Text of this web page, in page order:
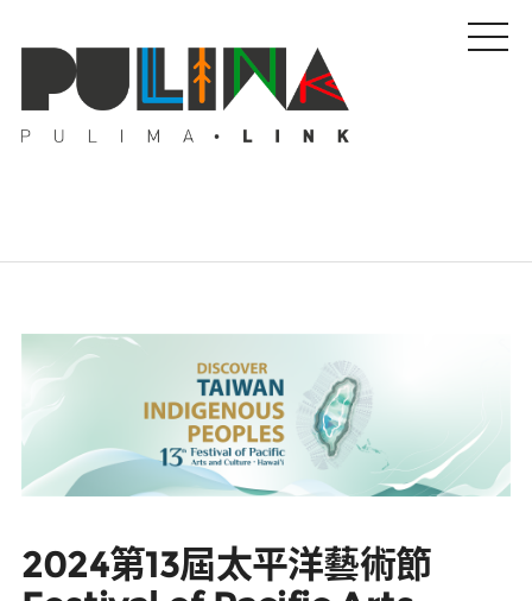
Pulima藝術獎
媒體專區
2024第13屆太平洋藝術節